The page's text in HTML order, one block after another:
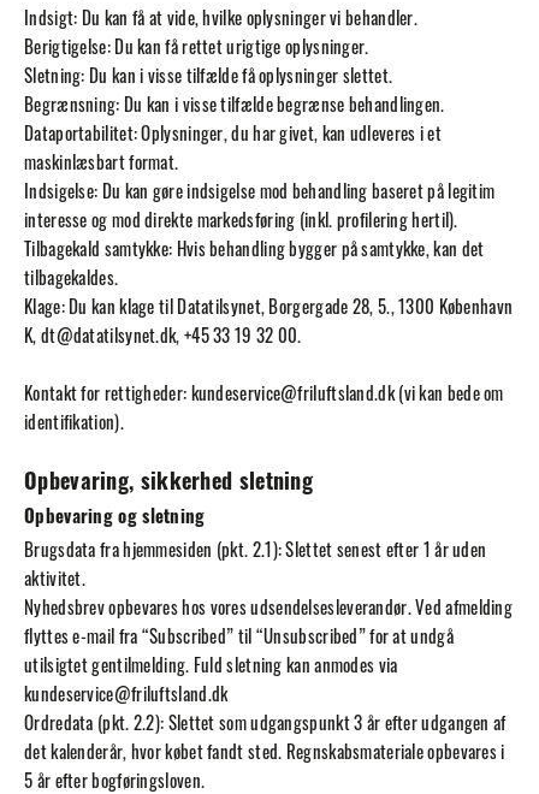
Indsigt: Du kan få at vide, hvilke oplysninger vi behandler.
Berigtigelse: Du kan få rettet urigtige oplysninger.
Sletning: Du kan i visse tilfælde få oplysninger slettet.
Begrænsning: Du kan i visse tilfælde begrænse behandlingen.
Dataportabilitet: Oplysninger, du har givet, kan udleveres i et
maskinlæsbart format.
Indsigelse: Du kan gøre indsigelse mod behandling baseret på legitim
interesse og mod direkte markedsføring (inkl. profilering hertil).
Tilbagekald samtykke: Hvis behandling bygger på samtykke, kan det
tilbagekaldes.
Klage: Du kan klage til Datatilsynet, Borgergade 28, 5., 1300 København
K,dt@datatilsynet.dk, +45 33 19 32 00.
Kontakt for rettigheder:kundeservice@friluftsland.dk(vi kan bede om
identifikation).
Opbevaring, sikkerhed sletning
Opbevaring og sletning
Brugsdata fra hjemmesiden (pkt. 2.1): Slettet senest efter 1 år uden
aktivitet.
Nyhedsbrev opbevares hos vores udsendelsesleverandør. Ved afmelding
flyttes e-mail fra “Subscribed” til “Unsubscribed” for at undgå
utilsigtet gentilmelding. Fuld sletning kan anmodes via
kundeservice@friluftsland.dk
Ordredata (pkt. 2.2): Slettet som udgangspunkt 3 år efter udgangen af
det kalenderår, hvor købet fandt sted. Regnskabsmateriale opbevares i
5 år efter bogføringsloven.